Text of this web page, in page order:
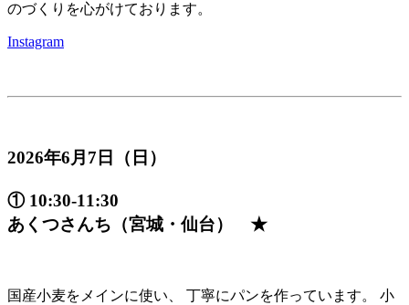
のづくりを心がけております。
Instagram
2026年6月7日（日）
① 10:30-11:30
あくつさんち（宮城・仙台） ★
国産小麦をメインに使い、 丁寧にパンを作っています。 小